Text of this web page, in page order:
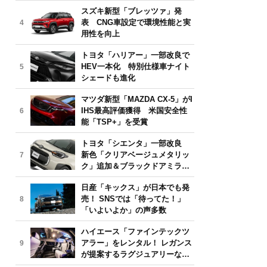
4
スズキ新型「ブレッツァ」発
表 CNG車設定で環境性能と実
用性を向上
5
トヨタ「ハリアー」一部改良で
HEV一本化 特別仕様車ナイト
シェードも進化
6
マツダ新型「MAZDA CX-5」がI
IHS最高評価獲得 米国安全性
能「TSP+」を受賞
7
トヨタ「シエンタ」一部改良
新色「クリアベージュメタリッ
ク」追加＆ブラックドアミラー
採用
8
日産「キックス」が日本でも発
売！ SNSでは「待ってた！」
「いよいよか」の声多数
9
ハイエース「ファインテックツ
アラー」をレンタル！ レガンス
が提案するラグジュアリーな移